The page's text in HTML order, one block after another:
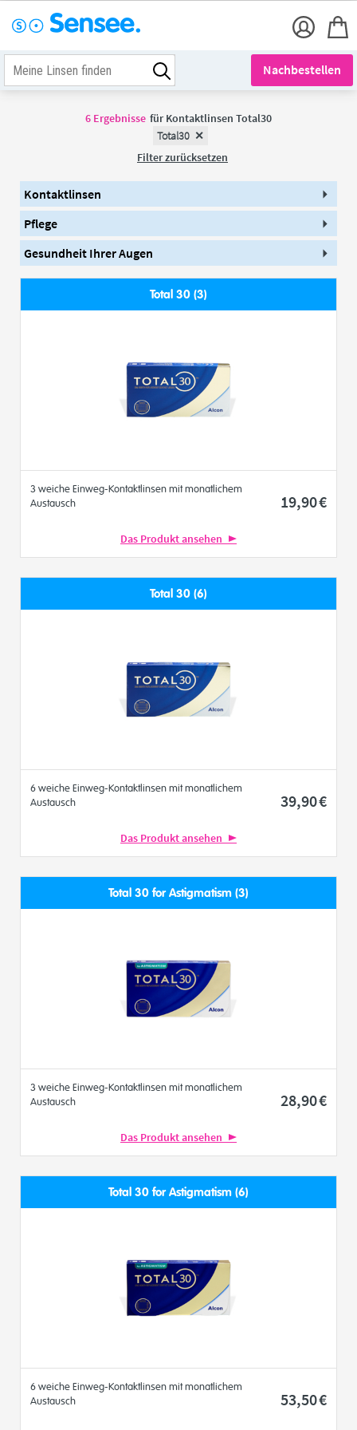
Nachbestellen
6 Ergebnisse für Kontaktlinsen Total30
Total30
Filter zurücksetzen
Kontaktlinsen
Pflege
Gesundheit Ihrer Augen
Total 30 (3)
3 weiche Einweg-Kontaktlinsen mit monatlichem
Austausch
19,90€
Das Produkt ansehen
Total 30 (6)
6 weiche Einweg-Kontaktlinsen mit monatlichem
Austausch
39,90€
Das Produkt ansehen
Total 30 for Astigmatism (3)
3 weiche Einweg-Kontaktlinsen mit monatlichem
Austausch
28,90€
Das Produkt ansehen
Total 30 for Astigmatism (6)
6 weiche Einweg-Kontaktlinsen mit monatlichem
Austausch
53,50€